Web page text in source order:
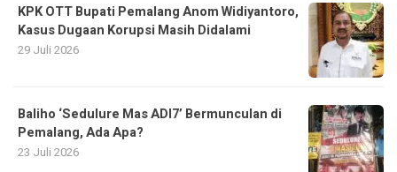
KPK OTT Bupati Pemalang Anom Widiyantoro,
Kasus Dugaan Korupsi Masih Didalami
29 Juli 2026
Baliho ‘Sedulure Mas ADI7’ Bermunculan di
Pemalang, Ada Apa?
23 Juli 2026